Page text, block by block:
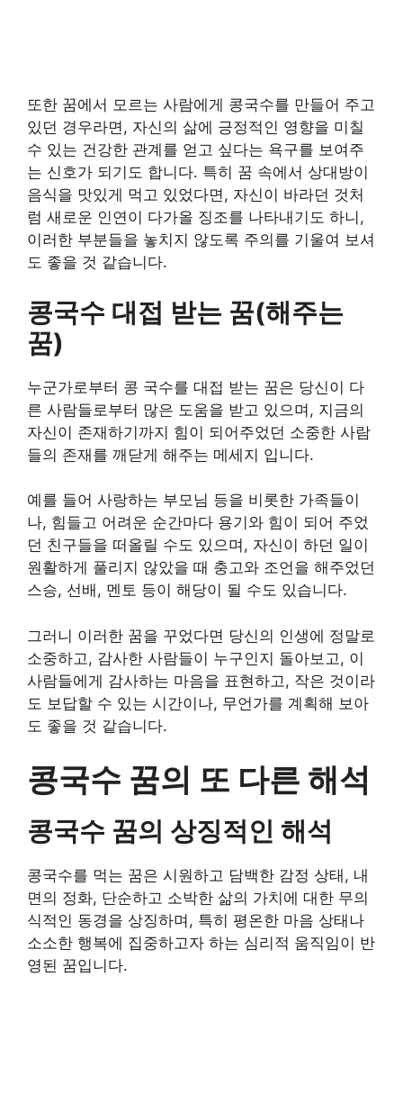
또한 꿈에서 모르는 사람에게 콩국수를 만들어 주고
있던 경우라면, 자신의 삶에 긍정적인 영향을 미칠
수 있는 건강한 관계를 얻고 싶다는 욕구를 보여주
는 신호가 되기도 합니다. 특히 꿈 속에서 상대방이
음식을 맛있게 먹고 있었다면, 자신이 바라던 것처
럼 새로운 인연이 다가올 징조를 나타내기도 하니,
이러한 부분들을 놓치지 않도록 주의를 기울여 보셔
도 좋을 것 같습니다.
콩국수 대접 받는 꿈(해주는
꿈)
누군가로부터 콩 국수를 대접 받는 꿈은 당신이 다
른 사람들로부터 많은 도움을 받고 있으며, 지금의
자신이 존재하기까지 힘이 되어주었던 소중한 사람
들의 존재를 깨닫게 해주는 메세지 입니다.
예를 들어 사랑하는 부모님 등을 비롯한 가족들이
나, 힘들고 어려운 순간마다 용기와 힘이 되어 주었
던 친구들을 떠올릴 수도 있으며, 자신이 하던 일이
원활하게 풀리지 않았을 때 충고와 조언을 해주었던
스승, 선배, 멘토 등이 해당이 될 수도 있습니다.
그러니 이러한 꿈을 꾸었다면 당신의 인생에 정말로
소중하고, 감사한 사람들이 누구인지 돌아보고, 이
사람들에게 감사하는 마음을 표현하고, 작은 것이라
도 보답할 수 있는 시간이나, 무언가를 계획해 보아
도 좋을 것 같습니다.
콩국수 꿈의 또 다른 해석
콩국수 꿈의 상징적인 해석
콩국수를 먹는 꿈은 시원하고 담백한 감정 상태, 내
면의 정화, 단순하고 소박한 삶의 가치에 대한 무의
식적인 동경을 상징하며, 특히 평온한 마음 상태나
소소한 행복에 집중하고자 하는 심리적 움직임이 반
영된 꿈입니다.